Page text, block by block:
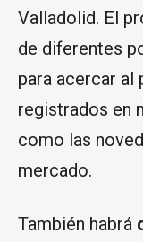
Valladolid. El
de diferentes
para acercar al
registrados en
como las
mercado.
También habrá